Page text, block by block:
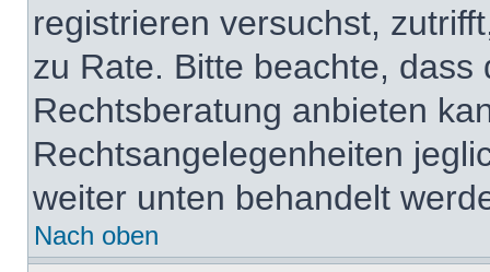
registrieren versuchst,
zu Rate. Bitte beachte, dass
Rechtsberatung anbieten
Rechtsangelegenheiten
weiter unten behandelt
Nach oben